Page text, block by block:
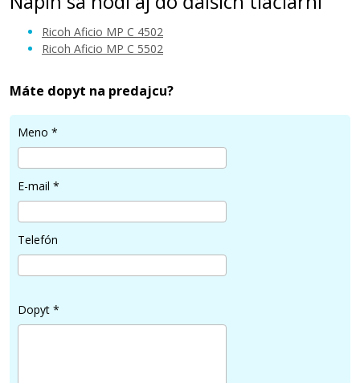
61,90 €
Ricoh 841756 (842021) (Žltý)
Ricoh Aficio MP C 4502
Ricoh Aficio MP C 5502
Máte dopyt na predajcu?
Meno *
E-mail *
Telefón
Dopyt *